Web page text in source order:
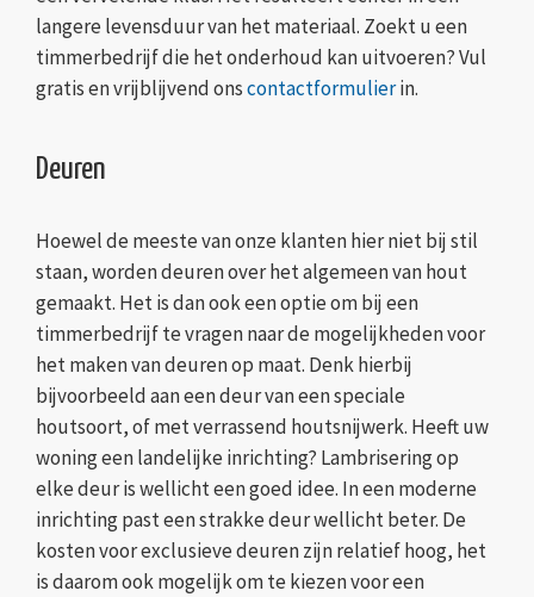
langere levensduur van het materiaal. Zoekt u een
timmerbedrijf die het onderhoud kan uitvoeren? Vul
gratis en vrijblijvend onscontactformulierin.
Deuren
Hoewel de meeste van onze klanten hier niet bij stil
staan, worden deuren over het algemeen van hout
gemaakt. Het is dan ook een optie om bij een
timmerbedrijf te vragen naar de mogelijkheden voor
het maken van deuren op maat. Denk hierbij
bijvoorbeeld aan een deur van een speciale
houtsoort, of met verrassend houtsnijwerk. Heeft uw
woning een landelijke inrichting? Lambrisering op
elke deur is wellicht een goed idee. In een moderne
inrichting past een strakke deur wellicht beter. De
kosten voor exclusieve deuren zijn relatief hoog, het
is daarom ook mogelijk om te kiezen voor een